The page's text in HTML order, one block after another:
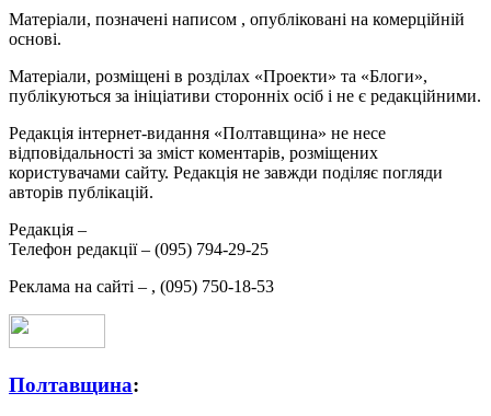
Матеріали, позначені написом , опубліковані на комерційній
основі.
Матеріали, розміщені в розділах «Проекти» та «Блоги»,
публікуються за ініціативи сторонніх осіб і не є редакційними.
Редакція інтернет-видання «Полтавщина» не несе
відповідальності за зміст коментарів, розміщених
користувачами сайту. Редакція не завжди поділяє погляди
авторів публікацій.
Редакція –
Телефон редакції – (095) 794-29-25
Реклама на сайті – , (095) 750-18-53
Полтавщина: